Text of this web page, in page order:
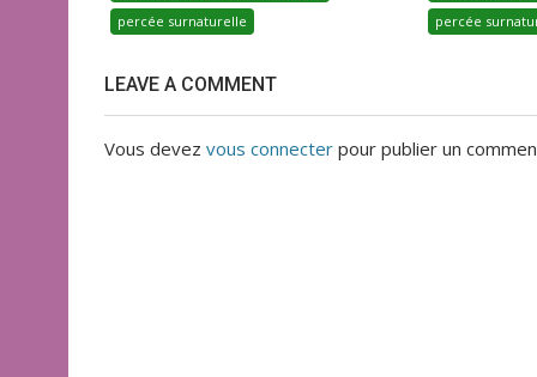
percée surnaturelle
percée
LEAVE A COMMENT
Vous devez vous connecter pour publier un